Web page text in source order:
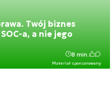
Twój biznes
a, a nie jego
Materiał sponsorowany
8 min.